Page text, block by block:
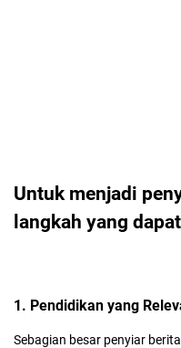
Untuk menjadi
langkah yang
1. Pendidikan yang
Sebagian besar penyiar